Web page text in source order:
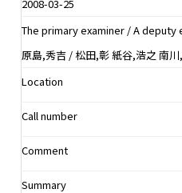
2008-03-25
The primary examiner / A deputy
原島,秀吉 / 松田,彰 紙谷,浩之 南
Location
Call number
Comment
Summary